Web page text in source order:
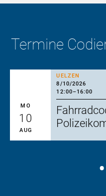
Termine
UELZEN
8/10/2026
12:00–16:00
MO
10
AUG